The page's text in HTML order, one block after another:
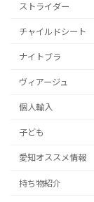
ストライダー
チャイルドシート
ナイトブラ
ヴィアージュ
個人輸入
子ども
愛知オススメ情報
持ち物紹介